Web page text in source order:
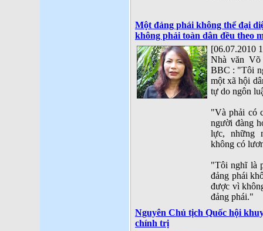
Một đảng phái không thể đại
không phải toàn dân đều theo
[06.07.2010
Nhà văn
BBC : "Tôi
một xã hội
tự do ngôn
"Và phải có
người đàng
lực, những
không có
"Tôi nghĩ là
đảng phái
được vì
đảng phái."
Nguyên Chủ tịch Quốc hội
chính trị